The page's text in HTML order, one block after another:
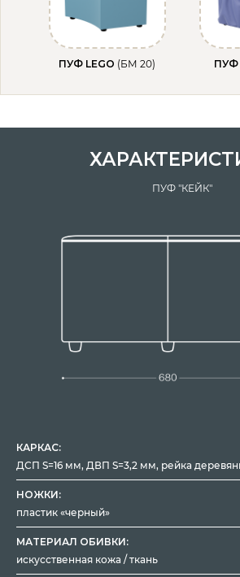
ПУФ LEGO (БМ 20) ПУФ
ПУФ "КЕЙК"
КАРКАС:
ДСП S=16 мм, ДВП S=3,2 мм, рейка
НОЖКИ:
пластик «черный»
МАТЕРИАЛ ОБИВКИ:
искусственная кожа / ткань